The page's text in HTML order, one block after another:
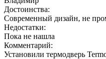
Достоинства:
Современный дизайн, не
Недостатки:
Пока не нашла
Комментарий:
Установили термодверь